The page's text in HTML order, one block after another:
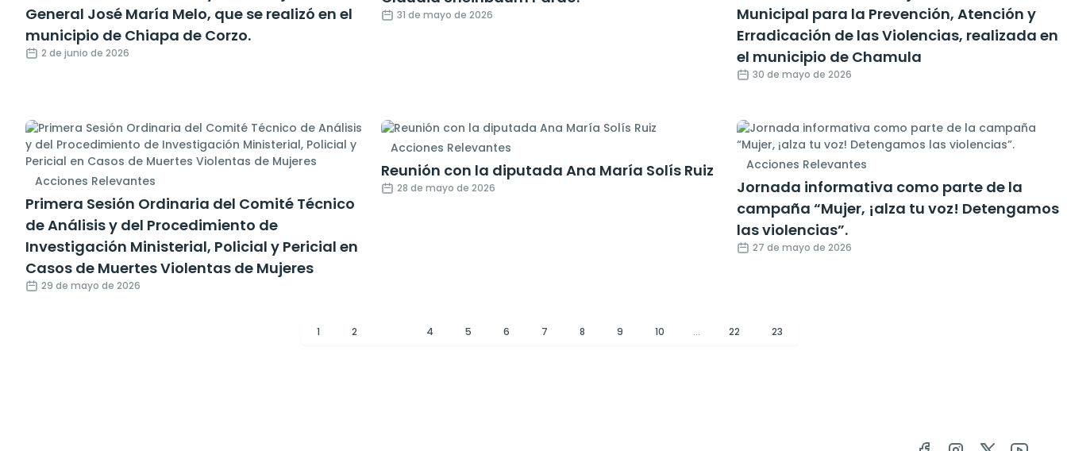
General José María Melo, que se realizó en el
municipio de Chiapa de Corzo.
2 de junio de 2026
31 de mayo de 2026
Municipal para la Prevención, Atención y
Erradicación de las Violencias, realizada en
el municipio de Chamula
30 de mayo de 2026
Acciones Relevantes
Primera Sesión Ordinaria del Comité Técnico
de Análisis y del Procedimiento de
Investigación Ministerial, Policial y Pericial en
Casos de Muertes Violentas de Mujeres
29 de mayo de 2026
Acciones Relevantes
Reunión con la diputada Ana María Solís Ruiz
28 de mayo de 2026
Acciones Relevantes
Jornada informativa como parte de la
campaña “Mujer, ¡alza tu voz! Detengamos
las violencias”.
27 de mayo de 2026
1 2 4 5 6 7 8 9 10 ... 22 23